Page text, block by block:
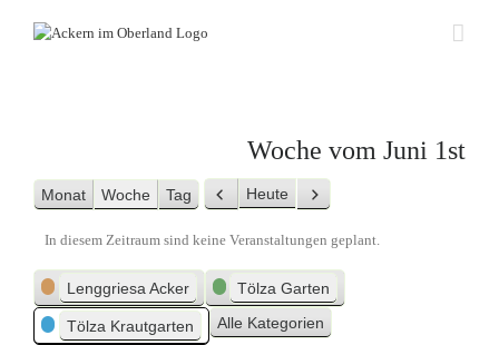
Woche vom Juni 1st
Monat Woche Tag Zurück
Heute Weiter
In diesem Zeitraum sind keine Veranstaltungen geplant.
Kategorien
Lenggriesa Acker Tölza Garten
Tölza Krautgarten Alle Kategorien